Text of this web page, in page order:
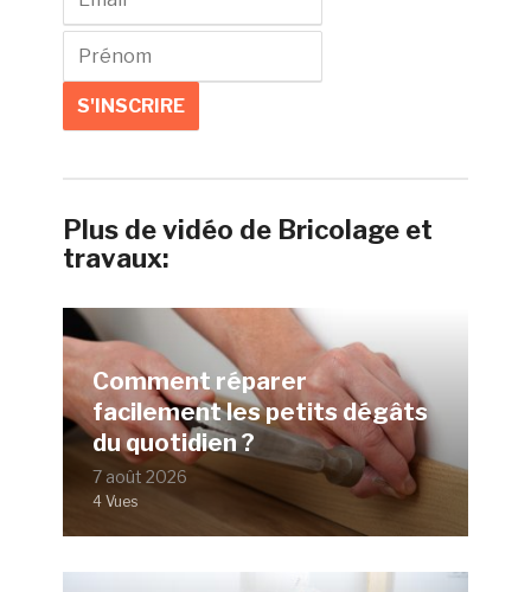
Plus de vidéo de Bricolage et
travaux:
Comment réparer
facilement les petits dégâts
du quotidien ?
7 août 2026
4 Vues